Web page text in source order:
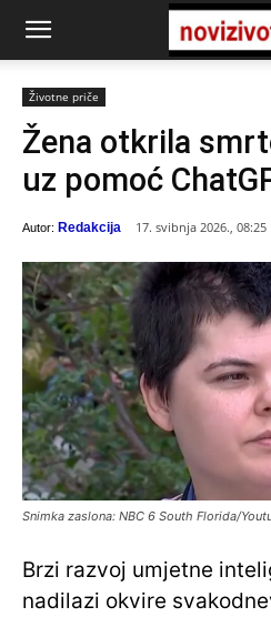
Životne priče
Žena otkrila
uz pomoć
Autor: Redakcija 17. svibnja 2026., 08:25
Snimka zaslona: NBC 6 South Florida/
Brzi razvoj umjetne
nadilazi okvire